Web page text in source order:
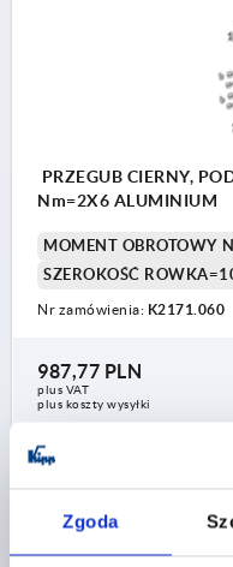
Zgoda
PRZEGUB CIERNY,
Nm=2X6 ALUMINIUM
MOMENT OBROTOWY
SZEROKOŚĆ
Nr zamówienia: K2171.060
987,77 PLN
plus VAT
plus koszty wysyłki